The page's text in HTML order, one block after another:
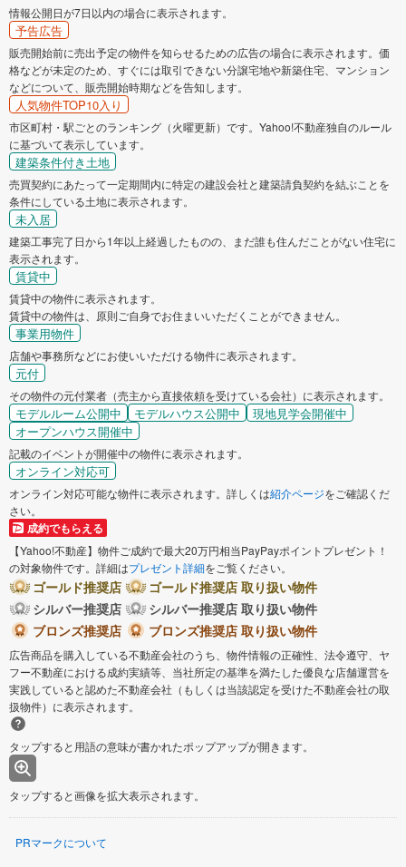
情報公開日が7日以内の場合に表示されます。
予告広告
販売開始前に売出予定の物件を知らせるための広告の場合に表示されます。価
格などが未定のため、すぐには取引できない分譲宅地や新築住宅、マンション
などについて、販売開始時期などを告知します。
人気物件TOP10入り
市区町村・駅ごとのランキング（火曜更新）です。Yahoo!不動産独自のルール
に基づいて表示しています。
建築条件付き土地
売買契約にあたって一定期間内に特定の建設会社と建築請負契約を結ぶことを
条件にしている土地に表示されます。
未入居
建築工事完了日から1年以上経過したものの、まだ誰も住んだことがない住宅に
表示されます。
賃貸中
賃貸中の物件に表示されます。
賃貸中の物件は、原則ご自身でお住まいいただくことができません。
事業用物件
店舗や事務所などにお使いいただける物件に表示されます。
元付
その物件の元付業者（売主から直接依頼を受けている会社）に表示されます。
モデルルーム公開中 モデルハウス公開中
現地見学会開催中
オープンハウス開催中
記載のイベントが開催中の物件に表示されます。
オンライン対応可
オンライン対応可能な物件に表示されます。詳しくは紹介ページをご確認くだ
さい。
成約でもらえる
【Yahoo!不動産】物件ご成約で最大20万円相当PayPayポイントプレゼント！
の対象物件です。詳細はプレゼント詳細をご覧ください。
ゴールド推奨店
ゴールド推奨店 取り扱い物件
シルバー推奨店
シルバー推奨店 取り扱い物件
ブロンズ推奨店
ブロンズ推奨店 取り扱い物件
広告商品を購入している不動産会社のうち、物件情報の正確性、法令遵守、ヤ
フー不動産における成約実績等、当社所定の基準を満たした優良な店舗運営を
実践していると認めた不動産会社（もしくは当該認定を受けた不動産会社の取
扱物件）に表示されます。
タップすると用語の意味が書かれたポップアップが開きます。
タップすると画像を拡大表示されます。
PRマークについて